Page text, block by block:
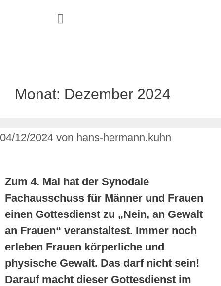
Monat: Dezember 2024
04/12/2024 von hans-hermann.kuhn
Zum 4. Mal hat der Synodale
Fachausschuss für Männer und Frauen
einen Gottesdienst zu „Nein, an Gewalt
an Frauen“ veranstaltest. Immer noch
erleben Frauen körperliche und
physische Gewalt. Das darf nicht sein!
Darauf macht dieser Gottesdienst im